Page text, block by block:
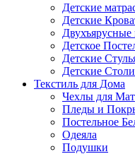
Детские
Детские
Двухъярусные
Детское
Детские
Детские
Текстиль для Дома
Чехлы для
Пледы и
Постельное
Одеяла
Подушки